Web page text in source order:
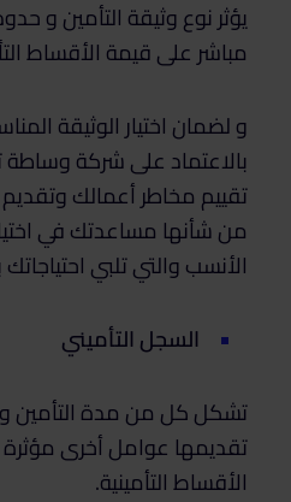
يؤثر نوع وثيقة التأمين و
مباشر على قيمة الأقساط
و لضمان اختيار الوثيقة
بالاعتماد على شركة
تقييم مخاطر أعمالك وتقديم
من شأنها مساعدتك في اختيار
الأنسب والتي تلبي
السجل التأميني
تشكل كل من مدة التأمين و
تقديمها عوامل أخرى
الأقساط التأمينية.